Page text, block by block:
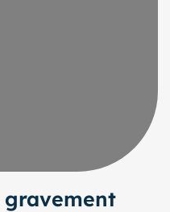
gravement